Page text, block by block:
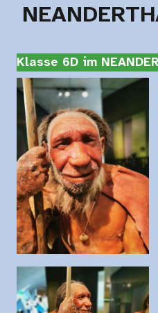
Klasse 6D im